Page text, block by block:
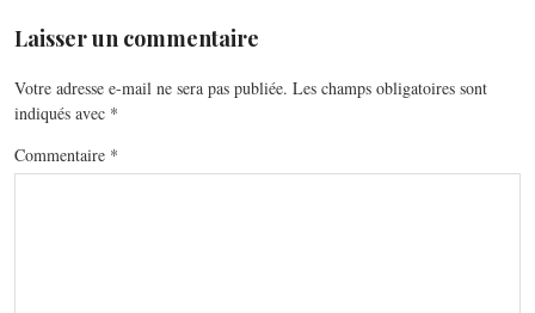
Laisser un commentaire
Votre adresse e-mail ne sera pas publiée. Les champs obligatoires sont
indiqués avec *
Commentaire *